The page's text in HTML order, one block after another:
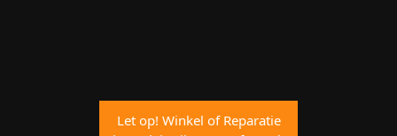
Let op! Winkel of Reparatie